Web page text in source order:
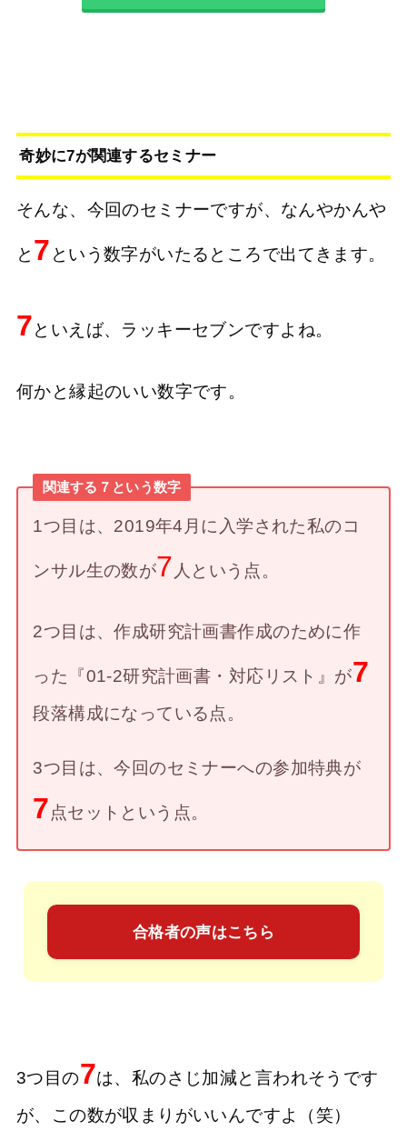
奇妙に7が関連するセミナー
そんな、今回のセミナーですが、なんやかんや
と 7 という数字がいたるところで出てきます。
7といえば、ラッキーセブンですよね。
何かと縁起のいい数字です。
関連する７という数字
1つ目は、2019年4月に入学された私のコ
ンサル生の数が7 人という点。
2つ目は、作成研究計画書作成のために作
った『01-2研究計画書・対応リスト』が7
段落構成になっている点。
3つ目は、今回のセミナーへの参加特典が
7 点セットという点。
合格者の声はこちら
3つ目の7は、私のさじ加減と言われそうです
が、この数が収まりがいいんですよ（笑）